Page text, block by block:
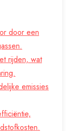
door een
rijden, wat
emissies